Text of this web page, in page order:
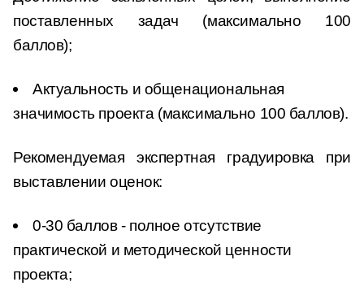
поставленных задач (максимально 100
баллов);
Актуальность и общенациональная
значимость проекта (максимально 100 баллов).
Рекомендуемая экспертная градуировка при
выставлении оценок:
0-30 баллов - полное отсутствие
практической и методической ценности
проекта;